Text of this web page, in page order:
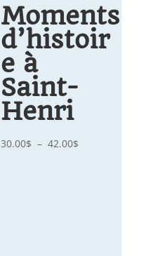
Moments
d’histoir
e à
Saint-
Henri
30.00$ – 42.00$